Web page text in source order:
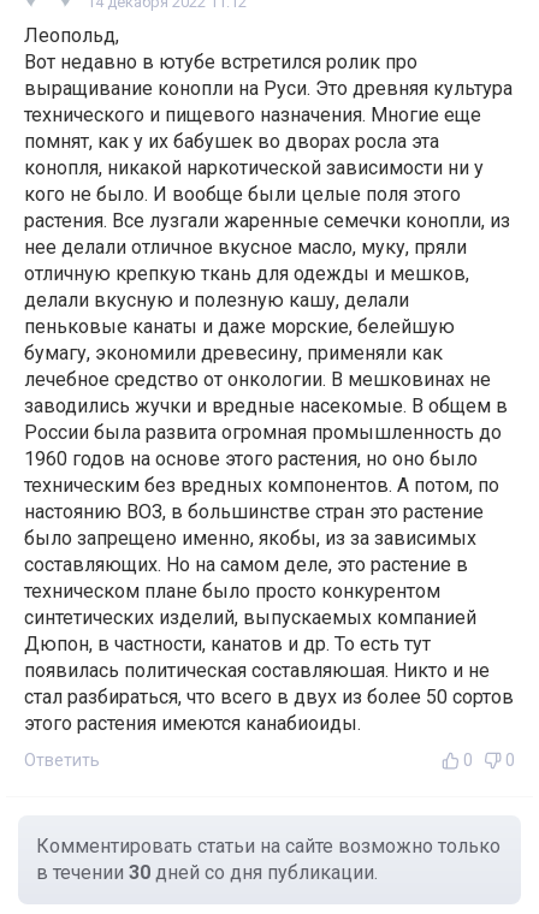
Леопольд,
Вот недавно в ютубе встретился ролик про
выращивание конопли на Руси. Это древняя культура
технического и пищевого назначения. Многие еще
помнят, как у их бабушек во дворах росла эта
конопля, никакой наркотической зависимости ни у
кого не было. И вообще были целые поля этого
растения. Все лузгали жаренные семечки конопли, из
нее делали отличное вкусное масло, муку, пряли
отличную крепкую ткань для одежды и мешков,
делали вкусную и полезную кашу, делали
пеньковые канаты и даже морские, белейшую
бумагу, экономили древесину, применяли как
лечебное средство от онкологии. В мешковинах не
заводились жучки и вредные насекомые. В общем в
России была развита огромная промышленность до
1960 годов на основе этого растения, но оно было
техническим без вредных компонентов. А потом, по
настоянию ВОЗ, в большинстве стран это растение
было запрещено именно, якобы, из за зависимых
составляющих. Но на самом деле, это растение в
техническом плане было просто конкурентом
синтетических изделий, выпускаемых компанией
Дюпон, в частности, канатов и др. То есть тут
появилась политическая составляюшая. Никто и не
стал разбираться, что всего в двух из более 50 сортов
этого растения имеются канабиоиды.
Ответить 0 0
Комментировать статьи на сайте возможно только
в течении 30 дней со дня публикации.